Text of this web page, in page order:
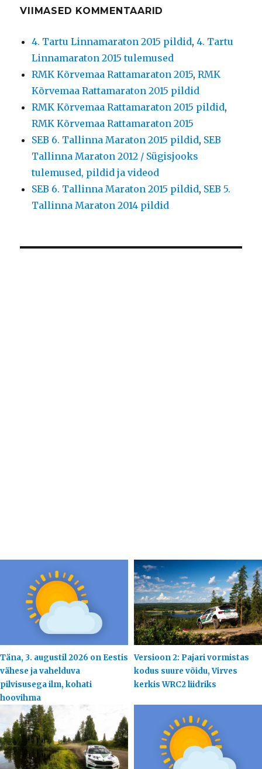
VIIMASED KOMMENTAARID
4. Tartu Linnamaraton 2015 pildid,4. Tartu
Linnamaraton 2015 tulemused
RMK Kõrvemaa Rattamaraton 2015,RMK
Kõrvemaa Rattamaraton 2015 pildid
RMK Kõrvemaa Rattamaraton 2015 pildid,
RMK Kõrvemaa Rattamaraton 2015
SEB 6. Tallinna Maraton 2015 pildid, SEB
Tallinna Maraton 2012 / Sügisjooks
tulemused, pildid ja videod
SEB 6. Tallinna Maraton 2015 pildid, SEB 5.
Tallinna Maraton 2014 pildid
Täna, 3. augustil 2026 on Eestis
vähese ja vahelduva
pilvisusega ilm, kohati
hoovihma
Versioon 2: Pajari vormistas
kodus suure võidu, Virves
kerkis WRC2 liidriks